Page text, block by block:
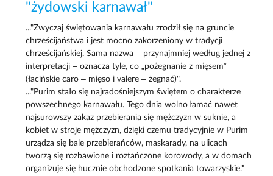
"żydowski karnawał"
..."Zwyczaj świętowania karnawału zrodził się na gruncie
chrześcijaństwa i jest mocno zakorzeniony w tradycji
chrześcijańskiej. Sama nazwa – przynajmniej według jednej z
interpretacji – oznacza tyle, co „pożegnanie z mięsem”
(łacińskie caro – mięso i valere – żegnać)".
..."Purim stało się najradośniejszym świętem o charakterze
powszechnego karnawału. Tego dnia wolno łamać nawet
najsurowszy zakaz przebierania się mężczyzn w suknie, a
kobiet w stroje mężczyzn, dzięki czemu tradycyjnie w Purim
urządza się bale przebierańców, maskarady, na ulicach
tworzą się rozbawione i roztańczone korowody, a w domach
organizuje się hucznie obchodzone spotkania towarzyskie."